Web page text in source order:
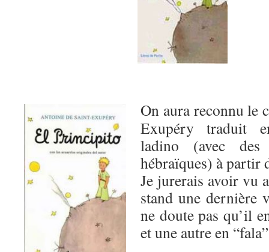
On aura reconnu le
Exupéry traduit
ladino (avec
hébraïques) à partir
Je jurerais avoir vu
stand une dernière
ne doute pas qu’il
et une autre en